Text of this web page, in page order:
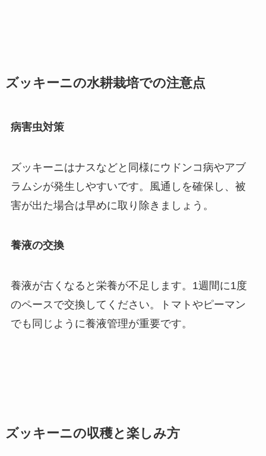
ズッキーニの水耕栽培での注意点
病害虫対策
ズッキーニはナスなどと同様にウドンコ病やアブ
ラムシが発生しやすいです。風通しを確保し、被
害が出た場合は早めに取り除きましょう。
養液の交換
養液が古くなると栄養が不足します。1週間に1度
のペースで交換してください。トマトやピーマン
でも同じように養液管理が重要です。
ズッキーニの収穫と楽しみ方